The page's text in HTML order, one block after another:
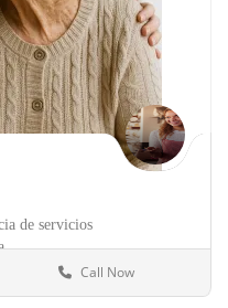
de servicios
Call Now